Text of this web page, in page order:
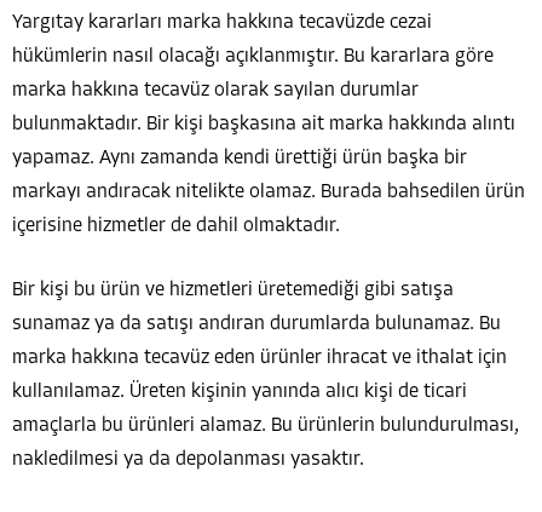
Yargıtay kararları marka hakkına tecavüzde cezai
hükümlerin nasıl olacağı açıklanmıştır. Bu kararlara göre
marka hakkına tecavüz olarak sayılan durumlar
bulunmaktadır. Bir kişi başkasına ait marka hakkında alıntı
yapamaz. Aynı zamanda kendi ürettiği ürün başka bir
markayı andıracak nitelikte olamaz. Burada bahsedilen ürün
içerisine hizmetler de dahil olmaktadır.
Bir kişi bu ürün ve hizmetleri üretemediği gibi satışa
sunamaz ya da satışı andıran durumlarda bulunamaz. Bu
marka hakkına tecavüz eden ürünler ihracat ve ithalat için
kullanılamaz. Üreten kişinin yanında alıcı kişi de ticari
amaçlarla bu ürünleri alamaz. Bu ürünlerin bulundurulması,
nakledilmesi ya da depolanması yasaktır.